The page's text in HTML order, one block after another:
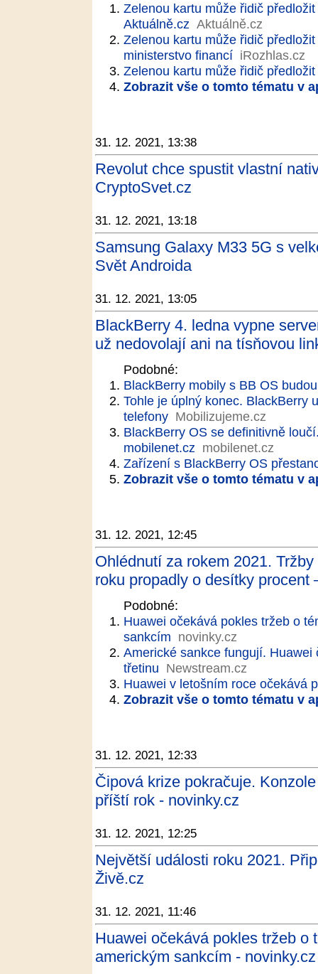
Zelenou kartu může řidič
Aktuálně.cz Aktuálně.cz
Zelenou kartu může řidič
ministerstvo financí iRozhlas.cz
Zelenou kartu může řidič
Zobrazit vše o tomto tématu v
31. 12. 2021, 13:38
Revolut chce spustit vlastní
CryptoSvet.cz
31. 12. 2021, 13:18
Samsung Galaxy M33 5G s
Svět Androida
31. 12. 2021, 13:05
BlackBerry 4. ledna vypne
už nedovolají ani na tísňovou
Podobné:
BlackBerry mobily s BB OS
Tohle je úplný konec. BlackBerry
telefony Mobilizujeme.cz
BlackBerry OS se definitivně
mobilenet.cz mobilenet.cz
Zařízení s BlackBerry OS
Zobrazit vše o tomto tématu v
31. 12. 2021, 12:45
Ohlédnutí za rokem 2021.
roku propadly o desítky
Podobné:
Huawei očekává pokles tržeb o
sankcím novinky.cz
Americké sankce fungují. Huawei
třetinu Newstream.cz
Huawei v letošním roce očekává
Zobrazit vše o tomto tématu v
31. 12. 2021, 12:33
Čipová krize pokračuje.
příští rok - novinky.cz
31. 12. 2021, 12:25
Největší události roku 2021.
Živě.cz
31. 12. 2021, 11:46
Huawei očekává pokles tržeb o
americkým sankcím - novinky.cz